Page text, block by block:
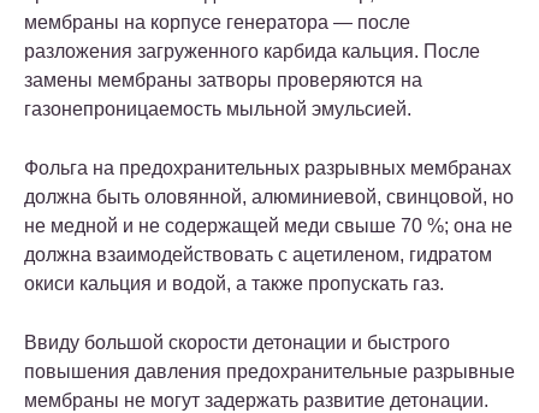
мембраны на корпусе генератора — после
разложения загруженного карбида кальция. После
замены мембраны затворы проверяются на
газонепроницаемость мыльной эмульсией.
Фольга на предохранительных разрывных мембранах
должна быть оловянной, алюминиевой, свинцовой, но
не медной и не содержащей меди свыше 70 %; она не
должна взаимодействовать с ацетиленом, гидратом
окиси кальция и водой, а также пропускать газ.
Ввиду большой скорости детонации и быстрого
повышения давления предохранительные разрывные
мембраны не могут задержать развитие детонации.